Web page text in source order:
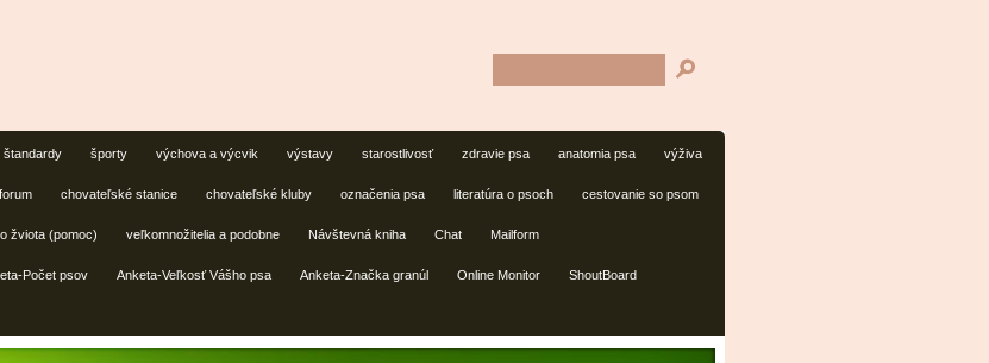
štandardy športy výchova a výcvik výstavy starostlivosť zdravie psa anatomia psa výživa
forum chovateľské stanice chovateľské kluby označenia psa literatúra o psoch cestovanie so psom
žviota (pomoc) veľkomnožitelia a podobne Návštevná kniha Chat Mailform
Počet psov Anketa-Veľkosť Vášho psa Anketa-Značka granúl Online Monitor ShoutBoard